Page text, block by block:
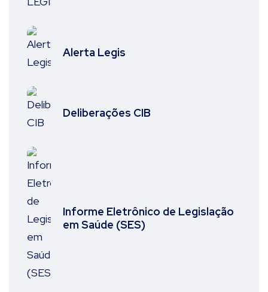
Alerta Legis
Deliberações CIB
Informe Eletrônico de Legislação
em Saúde (SES)